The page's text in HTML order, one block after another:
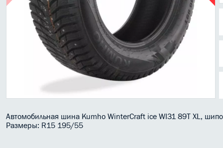
Автомобильная шина Kumho WinterCraft ice WI31 89T XL,
Размеры: R15 195/55